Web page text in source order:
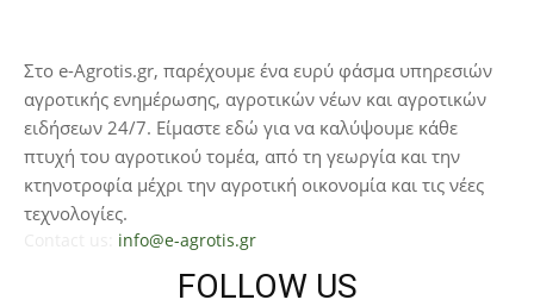
Στο e-Agrotis.gr, παρέχουμε ένα ευρύ φάσμα υπηρεσιών
αγροτικής ενημέρωσης, αγροτικών νέων και αγροτικών
ειδήσεων 24/7. Είμαστε εδώ για να καλύψουμε κάθε
πτυχή του αγροτικού τομέα, από τη γεωργία και την
κτηνοτροφία μέχρι την αγροτική οικονομία και τις νέες
τεχνολογίες.
info@e-agrotis.gr
FOLLOW US